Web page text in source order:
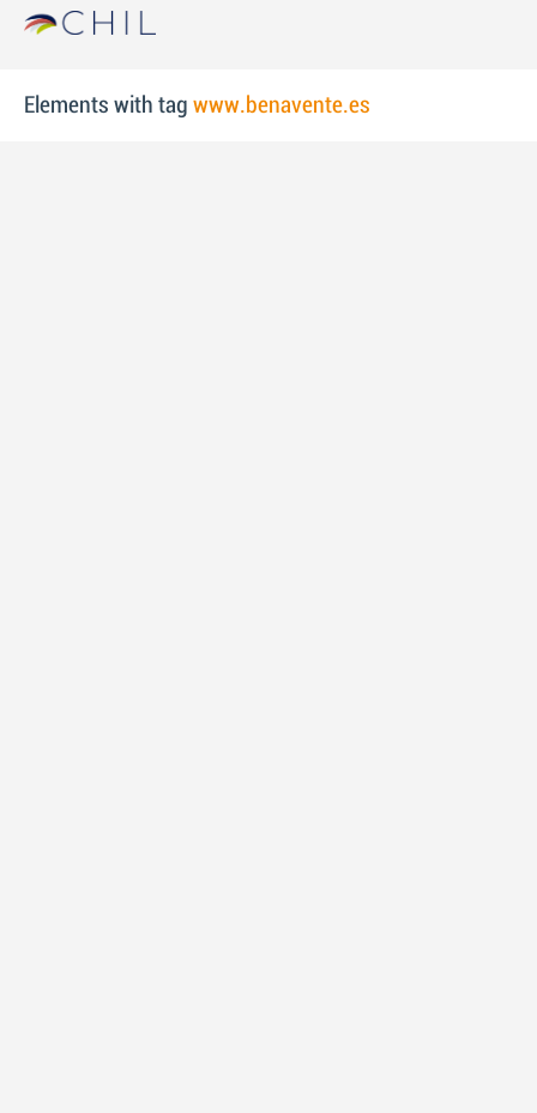
Elements with tag www.benavente.es